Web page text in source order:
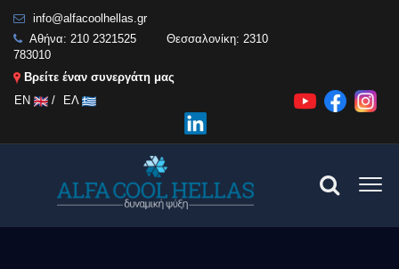
info@alfacoolhellas.gr
Αθήνα: 210 2321525 Θεσσαλονίκη: 2310
783010
Βρείτε έναν συνεργάτη μας
EN
/ ΕΛ